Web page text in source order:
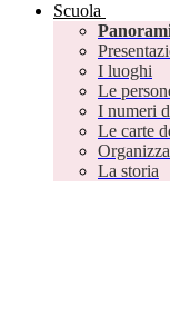
Scuola
I luoghi
Le
I numeri
Le carte
La storia